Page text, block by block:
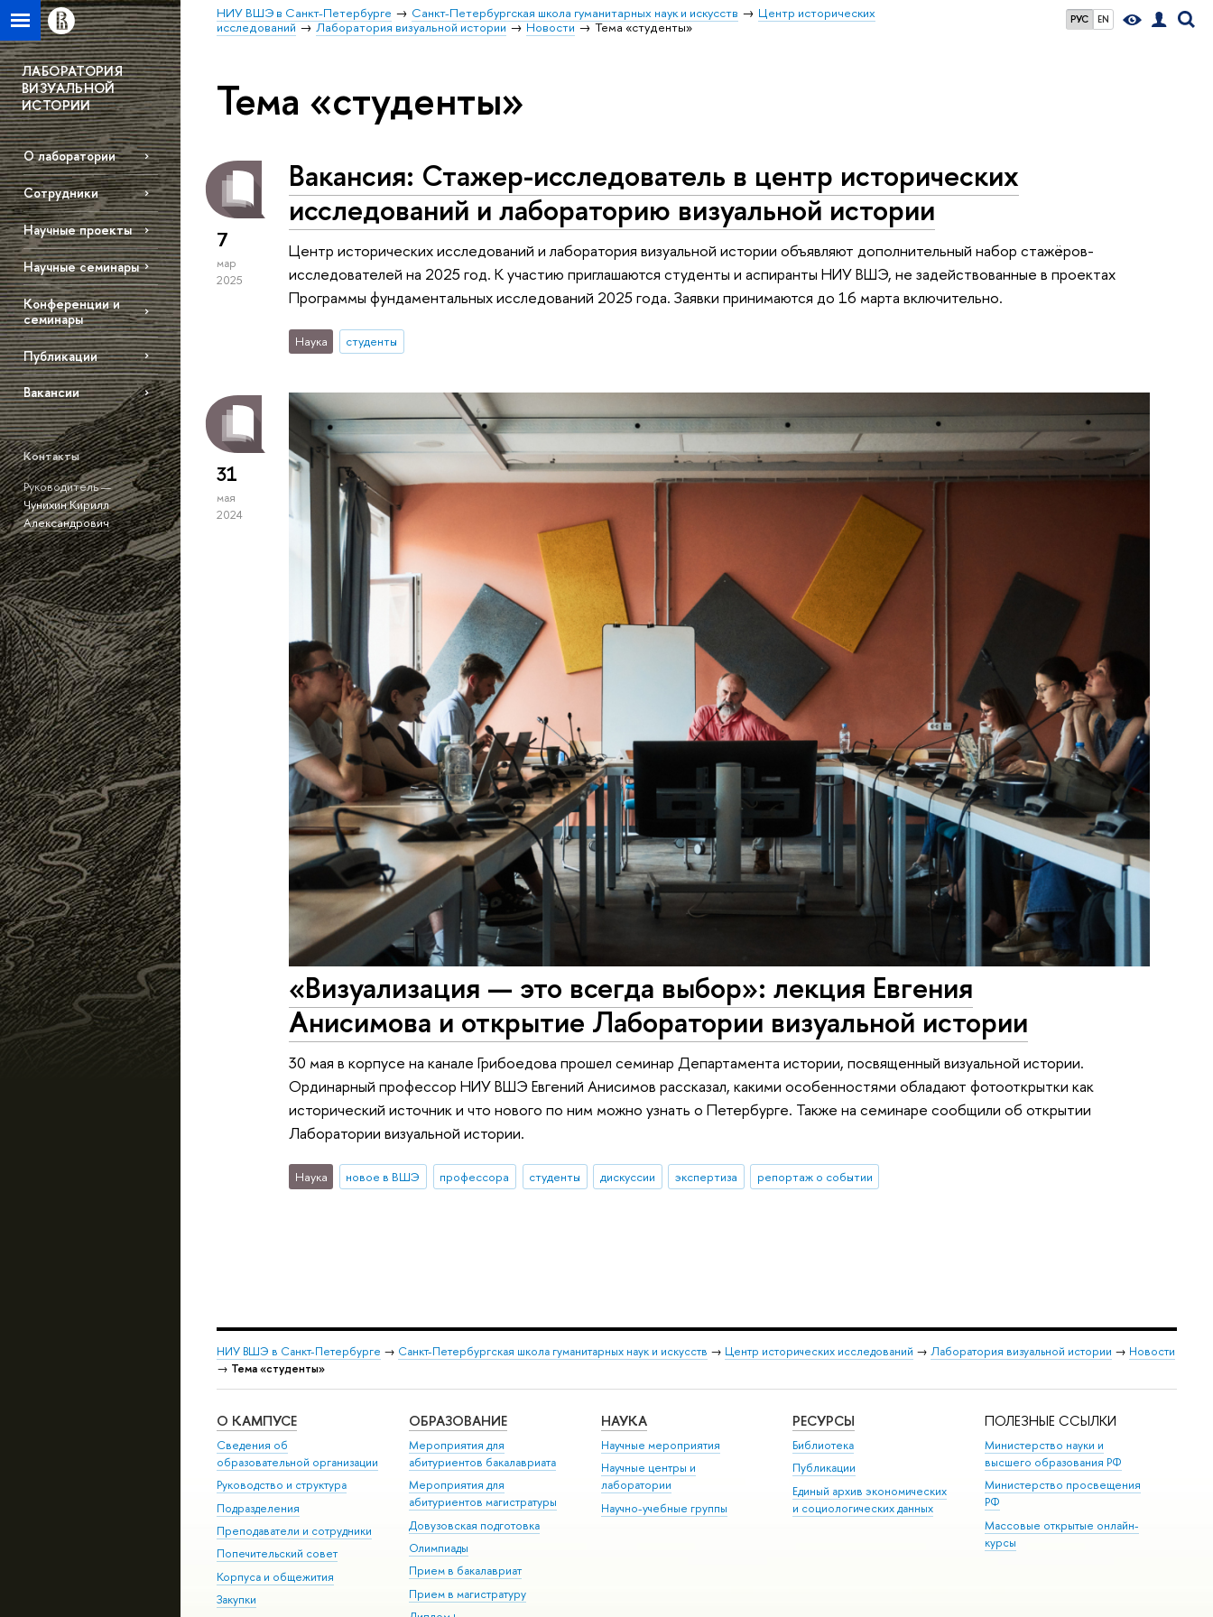
РУС EN
НИУ ВШЭ в Санкт-Петербурге Санкт-Петербургская школа гуманитарных наук и искусств
Центр исторических
исследований
Лаборатория визуальной истории Новости Тема «студенты»
ЛАБОРАТОРИЯ
ВИЗУАЛЬНОЙ
ИСТОРИИ
О лаборатории
Сотрудники
Научные проекты
Научные семинары
Конференции и
семинары
Публикации
Вакансии
Контакты
Руководитель —
Чунихин Кирилл
Александрович
Тема «студенты»
7
мар
2025
Вакансия: Стажер-исследователь в центр исторических
исследований и лабораторию визуальной истории
Центр исторических исследований и лаборатория визуальной истории объявляют дополнительный набор стажёров-
исследователей на 2025 год. К участию приглашаются студенты и аспиранты НИУ ВШЭ, не задействованные в проектах
Программы фундаментальных исследований 2025 года. Заявки принимаются до 16 марта включительно.
Наука студенты
31
мая
2024
«Визуализация — это всегда выбор»: лекция Евгения
Анисимова и открытие Лаборатории визуальной истории
30 мая в корпусе на канале Грибоедова прошел семинар Департамента истории, посвященный визуальной истории.
Ординарный профессор НИУ ВШЭ Евгений Анисимов рассказал, какими особенностями обладают фотооткрытки как
исторический источник и что нового по ним можно узнать о Петербурге. Также на семинаре сообщили об открытии
Лаборатории визуальной истории.
Наука новое в ВШЭ профессора студенты дискуссии экспертиза репортаж о событии
НИУ ВШЭ в Санкт-Петербурге → Санкт-Петербургская школа гуманитарных наук и искусств → Центр исторических исследований → Лаборатория визуальной истории → Новости
→ Тема «студенты»
О КАМПУСЕ
Сведения об
образовательной организации
Руководство и структура
Подразделения
Преподаватели и сотрудники
Попечительский совет
Корпуса и общежития
Закупки
ОБРАЗОВАНИЕ
Мероприятия для
абитуриентов бакалавриата
Мероприятия для
абитуриентов магистратуры
Довузовская подготовка
Олимпиады
Прием в бакалавриат
Прием в магистратуру
НАУКА
Научные мероприятия
Научные центры и
лаборатории
Научно-учебные группы
РЕСУРСЫ
Библиотека
Публикации
Единый архив экономических
и социологических данных
ПОЛЕЗНЫЕ ССЫЛКИ
Министерство науки и
высшего образования РФ
Министерство просвещения
РФ
Массовые открытые онлайн-
курсы